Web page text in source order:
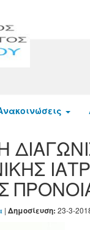
| Δημοσίευση: 23-3-